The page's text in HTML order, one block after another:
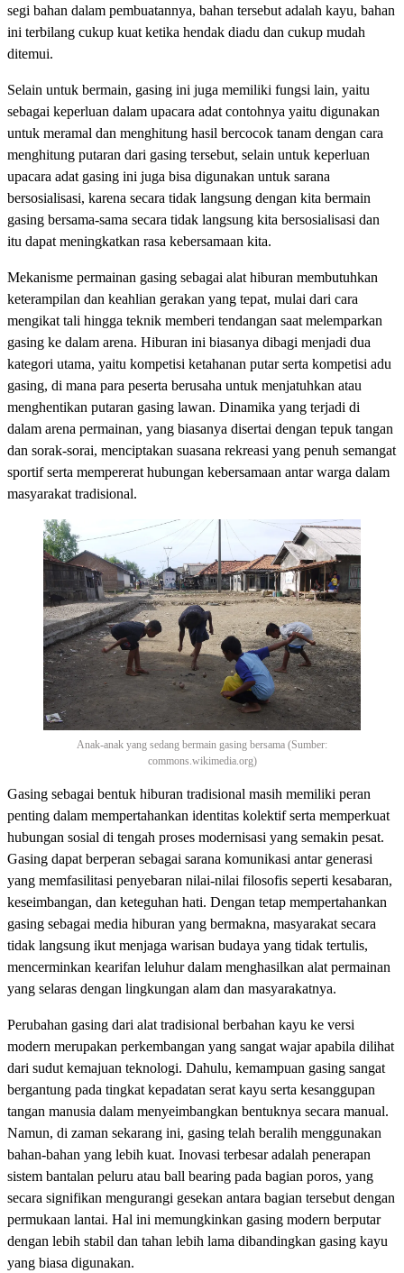
segi bahan dalam pembuatannya, bahan tersebut adalah kayu, bahan
ini terbilang cukup kuat ketika hendak diadu dan cukup mudah
ditemui.
Selain untuk bermain, gasing ini juga memiliki fungsi lain, yaitu
sebagai keperluan dalam upacara adat contohnya yaitu digunakan
untuk meramal dan menghitung hasil bercocok tanam dengan cara
menghitung putaran dari gasing tersebut, selain untuk keperluan
upacara adat gasing ini juga bisa digunakan untuk sarana
bersosialisasi, karena secara tidak langsung dengan kita bermain
gasing bersama-sama secara tidak langsung kita bersosialisasi dan
itu dapat meningkatkan rasa kebersamaan kita.
Mekanisme permainan gasing sebagai alat hiburan membutuhkan
keterampilan dan keahlian gerakan yang tepat, mulai dari cara
mengikat tali hingga teknik memberi tendangan saat melemparkan
gasing ke dalam arena. Hiburan ini biasanya dibagi menjadi dua
kategori utama, yaitu kompetisi ketahanan putar serta kompetisi adu
gasing, di mana para peserta berusaha untuk menjatuhkan atau
menghentikan putaran gasing lawan. Dinamika yang terjadi di
dalam arena permainan, yang biasanya disertai dengan tepuk tangan
dan sorak-sorai, menciptakan suasana rekreasi yang penuh semangat
sportif serta mempererat hubungan kebersamaan antar warga dalam
masyarakat tradisional.
Anak-anak yang sedang bermain gasing bersama (Sumber:
commons.wikimedia.org)
Gasing sebagai bentuk hiburan tradisional masih memiliki peran
penting dalam mempertahankan identitas kolektif serta memperkuat
hubungan sosial di tengah proses modernisasi yang semakin pesat.
Gasing dapat berperan sebagai sarana komunikasi antar generasi
yang memfasilitasi penyebaran nilai-nilai filosofis seperti kesabaran,
keseimbangan, dan keteguhan hati. Dengan tetap mempertahankan
gasing sebagai media hiburan yang bermakna, masyarakat secara
tidak langsung ikut menjaga warisan budaya yang tidak tertulis,
mencerminkan kearifan leluhur dalam menghasilkan alat permainan
yang selaras dengan lingkungan alam dan masyarakatnya.
Perubahan gasing dari alat tradisional berbahan kayu ke versi
modern merupakan perkembangan yang sangat wajar apabila dilihat
dari sudut kemajuan teknologi. Dahulu, kemampuan gasing sangat
bergantung pada tingkat kepadatan serat kayu serta kesanggupan
tangan manusia dalam menyeimbangkan bentuknya secara manual.
Namun, di zaman sekarang ini, gasing telah beralih menggunakan
bahan-bahan yang lebih kuat. Inovasi terbesar adalah penerapan
sistem bantalan peluru atau ball bearing pada bagian poros, yang
secara signifikan mengurangi gesekan antara bagian tersebut dengan
permukaan lantai. Hal ini memungkinkan gasing modern berputar
dengan lebih stabil dan tahan lebih lama dibandingkan gasing kayu
yang biasa digunakan.